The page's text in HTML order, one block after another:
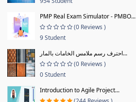
PMP Real Exam Simulator - PMBO...
(0 Reviews )
9 Student
احترف رسم ملامس الخامات بالمار...
(0 Reviews )
0 Student
Introduction to Agile Project...